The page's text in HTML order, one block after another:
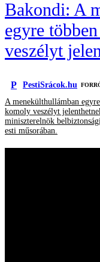
Bakondi: A
egyre
veszélyt
P PestiSrácok.hu
A menekülthullámban
komoly veszélyt
miniszterelnök
esti műsorában.